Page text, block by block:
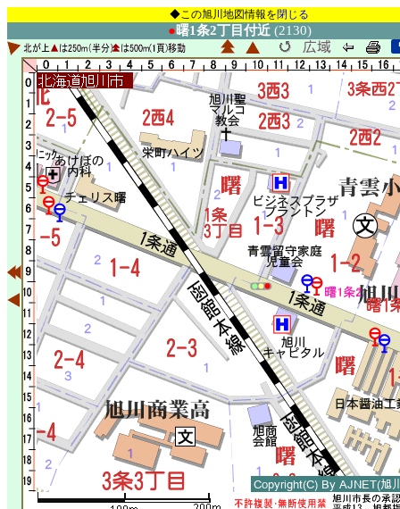
◆この旭川地図情報を閉じる
●曙1条2丁目付近(2130)